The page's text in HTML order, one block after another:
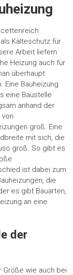
Kälteschutz für
Arbeit liefern
Heizung auch für
überhaupt
Eine Bauheizung
eine Baustelle
anhand der
groß. Eine
mit sich, die
groß. So gibt es
ist dabei zum
die
es gibt Bauarten,
an eine
der
Größe wie auch bei